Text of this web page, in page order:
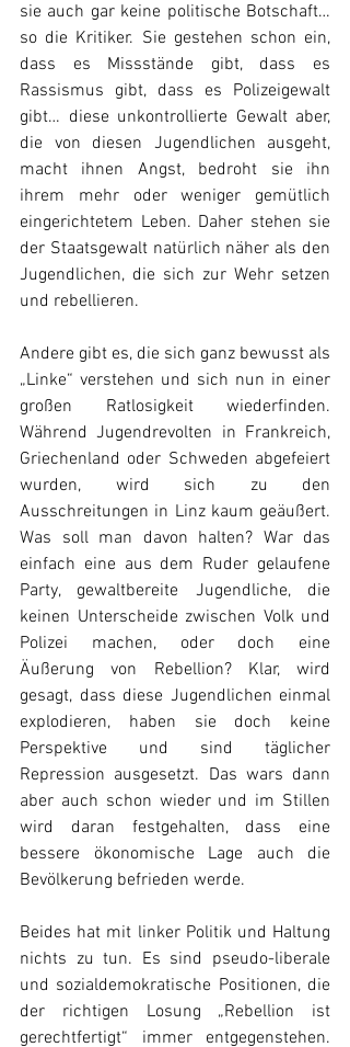
sie auch gar keine politische Botschaft…
so die Kritiker. Sie gestehen schon ein,
dass es Missstände gibt, dass es
Rassismus gibt, dass es Polizeigewalt
gibt… diese unkontrollierte Gewalt aber,
die von diesen Jugendlichen ausgeht,
macht ihnen Angst, bedroht sie ihn
ihrem mehr oder weniger gemütlich
eingerichtetem Leben. Daher stehen sie
der Staatsgewalt natürlich näher als den
Jugendlichen, die sich zur Wehr setzen
und rebellieren.
Andere gibt es, die sich ganz bewusst als
„Linke“ verstehen und sich nun in einer
großen Ratlosigkeit wiederfinden.
Während Jugendrevolten in Frankreich,
Griechenland oder Schweden abgefeiert
wurden, wird sich zu den
Ausschreitungen in Linz kaum geäußert.
Was soll man davon halten? War das
einfach eine aus dem Ruder gelaufene
Party, gewaltbereite Jugendliche, die
keinen Unterscheide zwischen Volk und
Polizei machen, oder doch eine
Äußerung von Rebellion? Klar, wird
gesagt, dass diese Jugendlichen einmal
explodieren, haben sie doch keine
Perspektive und sind täglicher
Repression ausgesetzt. Das wars dann
aber auch schon wieder und im Stillen
wird daran festgehalten, dass eine
bessere ökonomische Lage auch die
Bevölkerung befrieden werde.
Beides hat mit linker Politik und Haltung
nichts zu tun. Es sind pseudo-liberale
und sozialdemokratische Positionen, die
der richtigen Losung „Rebellion ist
gerechtfertigt“ immer entgegenstehen.